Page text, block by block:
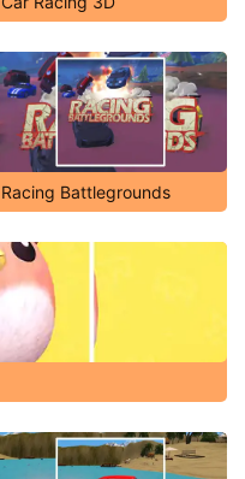
Racing Battlegrounds